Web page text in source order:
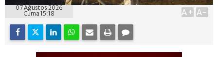
07 Ağustos 2026
Cuma 15:18
A+ A-